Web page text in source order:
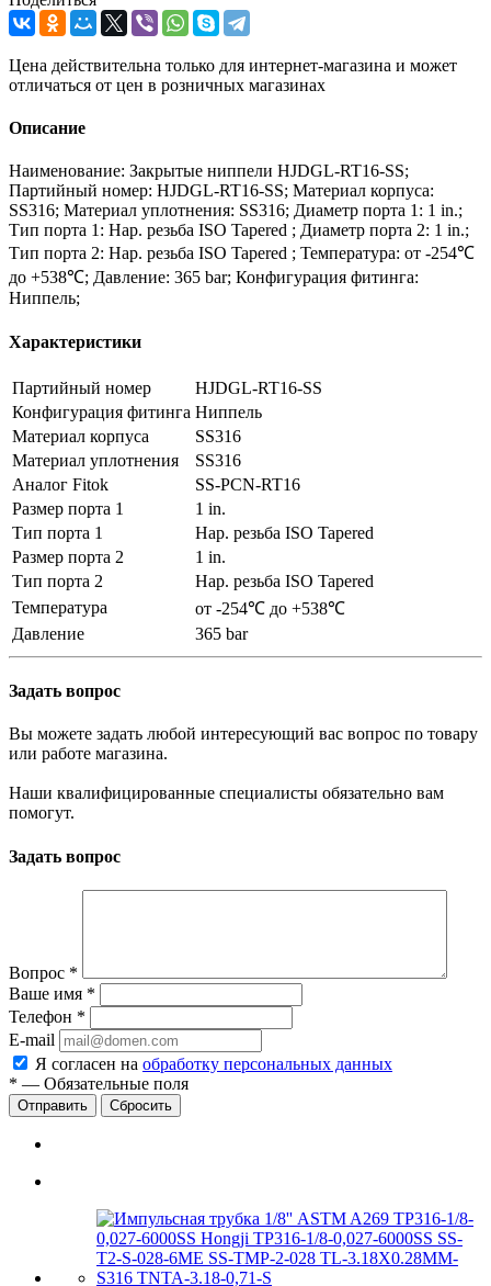
Цена действительна только для интернет-магазина и может
отличаться от цен в розничных магазинах
Описание
Наименование: Закрытые ниппели HJDGL-RT16-SS;
Партийный номер: HJDGL-RT16-SS; Материал корпуса:
SS316; Материал уплотнения: SS316; Диаметр порта 1: 1 in.;
Тип порта 1: Нар. резьба ISO Tapered ; Диаметр порта 2: 1 in.;
Тип порта 2: Нар. резьба ISO Tapered ; Температура: от -254℃
до +538℃; Давление: 365 bar; Конфигурация фитинга:
Ниппель;
Характеристики
Партийный номер
HJDGL-RT16-SS
Конфигурация фитинга Ниппель
Материал корпуса
SS316
Материал уплотнения
SS316
Аналог Fitok
SS-PCN-RT16
Размер порта 1
1 in.
Тип порта 1
Нар. резьба ISO Tapered
Размер порта 2
1 in.
Тип порта 2
Нар. резьба ISO Tapered
Температура
от -254℃ до +538℃
Давление
365 bar
Задать вопрос
Вы можете задать любой интересующий вас вопрос по товару
или работе магазина.
Наши квалифицированные специалисты обязательно вам
помогут.
Задать вопрос
Вопрос *
Ваше имя *
Телефон *
E-mail
Я согласен на обработку персональных данных
* — Обязательные поля
Сбросить